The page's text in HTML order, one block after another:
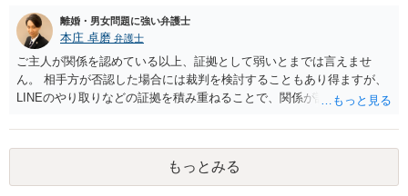
値と夫との関係との均衡のように思います。 ③行政書士に委任をして
いるのであれば，どのような内容の委任なのか不明ですが，その行政
書士との協議になると思います。請求するか，訴訟にするか，その点
の見極めや，相手方は性交類似行為は認めているのか，それさえも否
定しているのかによって，考え方・進め方は変わってくると思いま
あれば，本人（行政書士でも同じだと思います。）への対応ではあま
り変わらないように思います。減額で折り合えるなら本人様の交渉で
もよいように思いますが，ゼロかどうかの観点であれば，訴訟に進む
しかなくなるようにも思います。そうしますと，お近くの弁護士に相
離婚・男女問題に強い弁護士
本庄 卓磨 弁護士
ご主人が関係を認めている以上、証拠として弱いとまでは言えませ
ん。 相手方が否認した場合には裁判を検討することもあり得ますが、
LINEのやり取りなどの証拠を積み重ねることで、関係が認定される余
個別の事情によりますので、お早めに弁護士に相談されることをおす
すめします。
もっとみる